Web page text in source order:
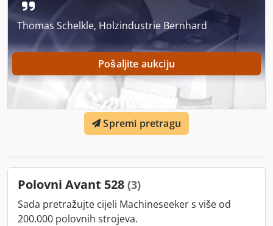
Thomas Schelkle, Holzindustrie Bernhard
Pošaljite aukciju
Spremi pretragu
Polovni Avant 528 (3)
Sada pretražujte cijeli Machineseeker s više od
200.000 polovnih strojeva.